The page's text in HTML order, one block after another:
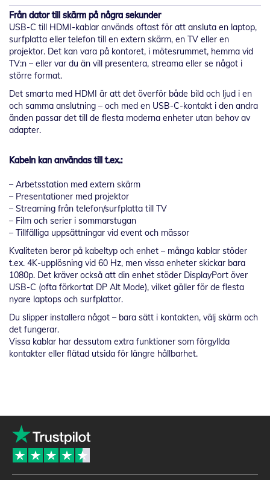
Från dator till skärm på några sekunder
USB-C till HDMI-kablar används oftast för att ansluta en laptop,
surfplatta eller telefon till en extern skärm, en TV eller en
projektor. Det kan vara på kontoret, i mötesrummet, hemma vid
TV:n – eller var du än vill presentera, streama eller se något i
större format.
Det smarta med HDMI är att det överför både bild och ljud i en
och samma anslutning – och med en USB-C-kontakt i den andra
änden passar det till de flesta moderna enheter utan behov av
adapter.
Kabeln kan användas till t.ex.:
– Arbetsstation med extern skärm
– Presentationer med projektor
– Streaming från telefon/surfplatta till TV
– Film och serier i sommarstugan
– Tillfälliga uppsättningar vid event och mässor
Kvaliteten beror på kabeltyp och enhet – många kablar stöder
t.ex. 4K-upplösning vid 60 Hz, men vissa enheter skickar bara
1080p. Det kräver också att din enhet stöder DisplayPort över
USB-C (ofta förkortat DP Alt Mode), vilket gäller för de flesta
nyare laptops och surfplattor.
Du slipper installera något – bara sätt i kontakten, välj skärm och
det fungerar.
Vissa kablar har dessutom extra funktioner som förgyllda
kontakter eller flätad utsida för längre hållbarhet.